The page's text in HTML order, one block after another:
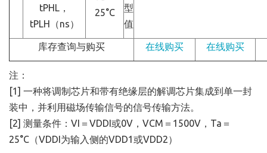
25°C
tPHL，
tPLH（ns）
型
值
库存查询与购买 在线购买 在线购买
注：
[1] 一种将调制芯片和带有绝缘层的解调芯片集成到单一封
装中，并利用磁场传输信号的信号传输方法。
[2] 测量条件：VI＝VDDI或0V，VCM＝1500V，Ta＝
25°C（VDDI为输入侧的VDD1或VDD2）